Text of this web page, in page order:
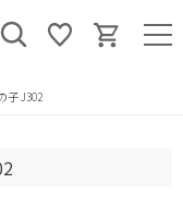
子 J302